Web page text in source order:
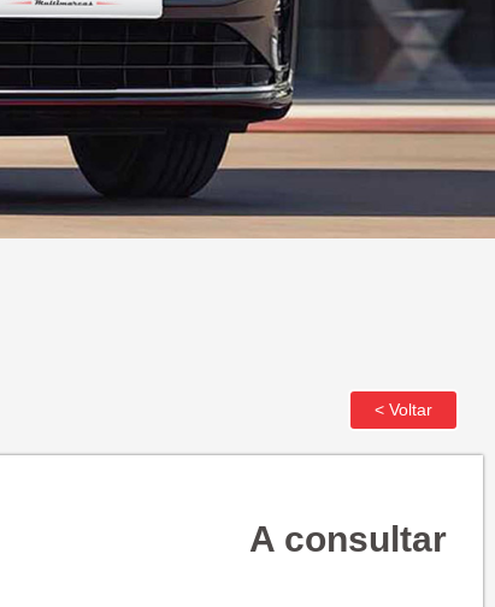
A consultar